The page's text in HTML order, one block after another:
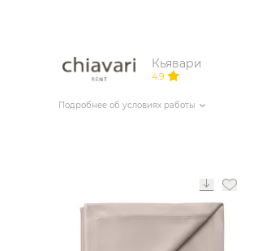
Кьявари
4.9
Подробнее об условиях работы